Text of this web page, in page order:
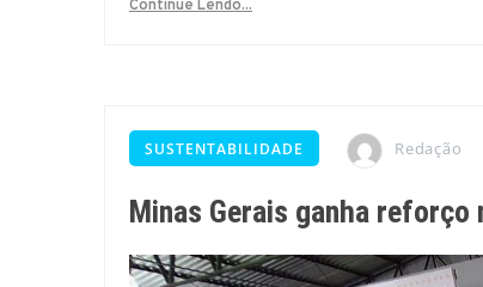
Continue Lendo...
SUSTENTABILIDADE Redação
Minas Gerais ganha